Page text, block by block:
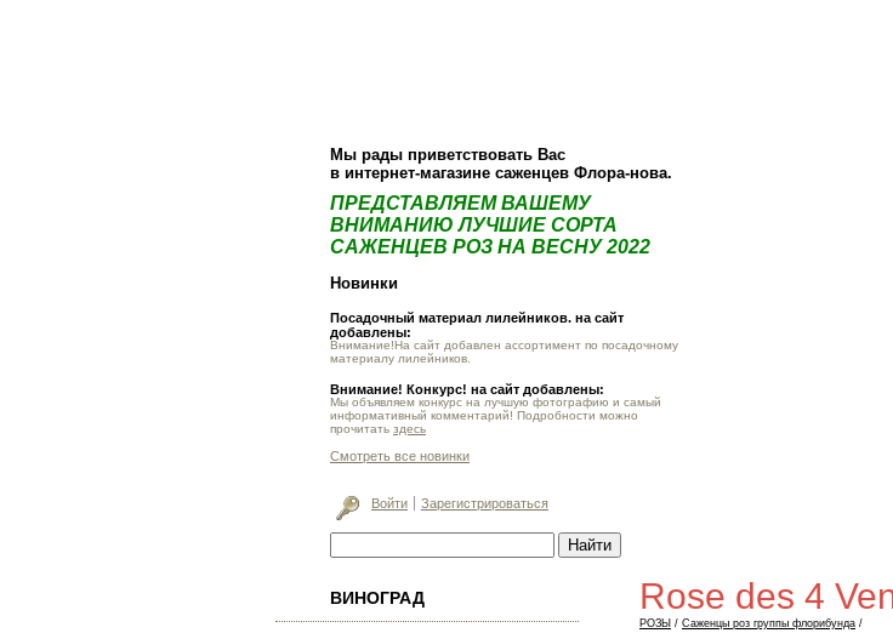
Мы рады приветствовать Вас
в интернет-магазине саженцев Флора-нова.
ПРЕДСТАВЛЯЕМ ВАШЕМУ
ВНИМАНИЮ ЛУЧШИЕ СОРТА
САЖЕНЦЕВ РОЗ НА ВЕСНУ 2022
Новинки
Посадочный материал лилейников. на сайт
добавлены:
Внимание!На сайт добавлен ассортимент по посадочному
материалу лилейников.
Внимание! Конкурс! на сайт добавлены:
Мы объявляем конкурс на лучшую фотографию и самый
информативный комментарий! Подробности можно
прочитать здесь
Смотреть все новинки
Войти Зарегистрироваться
ВИНОГРАД Rose des 4
РОЗЫ / Саженцы роз группы флорибунда /